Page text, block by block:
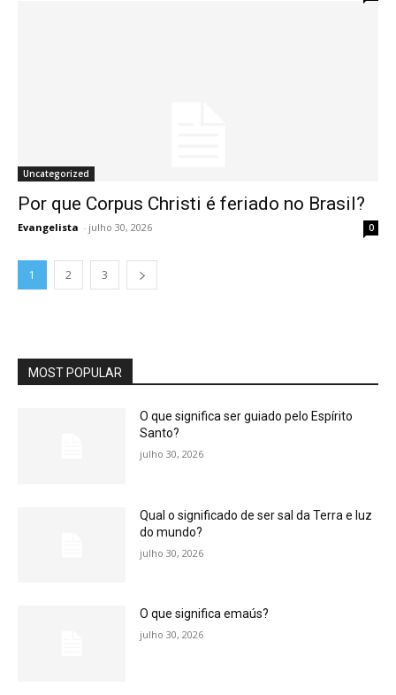
Uncategorized
Por que Corpus Christi é feriado no Brasil?
Evangelista - julho 30, 2026 0
1 2 3
MOST POPULAR
O que significa ser guiado pelo Espírito
Santo?
julho 30, 2026
Qual o significado de ser sal da Terra e luz
do mundo?
julho 30, 2026
O que significa emaús?
julho 30, 2026